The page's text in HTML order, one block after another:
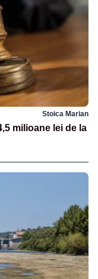
Stoica Marian
milioane lei de la